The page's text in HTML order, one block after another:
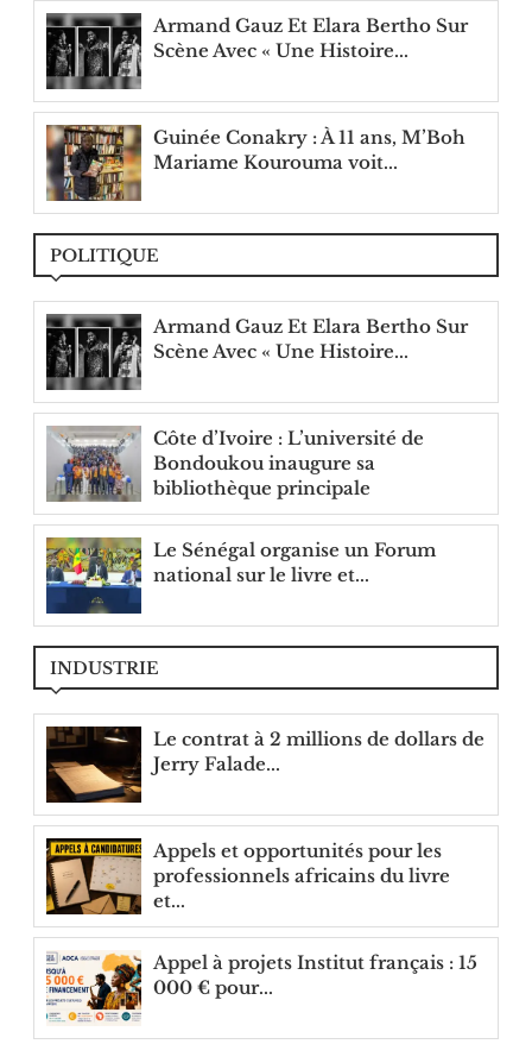
Armand Gauz Et Elara Bertho Sur
Scène Avec « Une Histoire...
Guinée Conakry : À 11 ans, M’Boh
Mariame Kourouma voit...
POLITIQUE
Armand Gauz Et Elara Bertho Sur
Scène Avec « Une Histoire...
Côte d’Ivoire : L’université de
Bondoukou inaugure sa
bibliothèque principale
Le Sénégal organise un Forum
national sur le livre et...
INDUSTRIE
Le contrat à 2 millions de dollars de
Jerry Falade...
Appels et opportunités pour les
professionnels africains du livre
et...
Appel à projets Institut français : 15
000 € pour...